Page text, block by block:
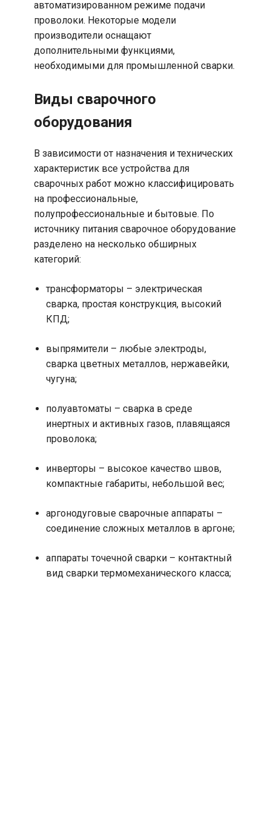
автоматизированном режиме подачи
проволоки. Некоторые модели
производители оснащают
дополнительными функциями,
необходимыми для промышленной сварки.
Виды сварочного
оборудования
В зависимости от назначения и технических
характеристик все устройства для
сварочных работ можно классифицировать
на профессиональные,
полупрофессиональные и бытовые. По
источнику питания сварочное оборудование
разделено на несколько обширных
категорий:
трансформаторы – электрическая
сварка, простая конструкция, высокий
КПД;
выпрямители – любые электроды,
сварка цветных металлов, нержавейки,
чугуна;
полуавтоматы – сварка в среде
инертных и активных газов, плавящаяся
проволока;
инверторы – высокое качество швов,
компактные габариты, небольшой вес;
аргонодуговые сварочные аппараты –
соединение сложных металлов в аргоне;
аппараты точечной сварки – контактный
вид сварки термомеханического класса;